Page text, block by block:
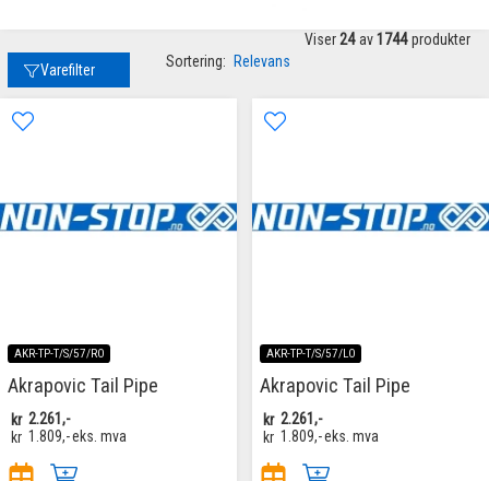
Varefilter Sortering: Relevans
Viser 24 av 1744 produkter
AKR-TP-T/S/57/RO
Akrapovic Tail Pipe
kr 2.261,-
kr 1.809,-eks. mva
AKR-TP-T/S/57/LO
Akrapovic Tail Pipe
kr 2.261,-
kr 1.809,-eks. mva